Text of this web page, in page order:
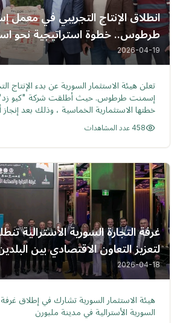
انطلاق الإنتاج التجريبي في معمل
طرطوس.. خطوة استراتيجية نحو
الصناعة الوطنية، بالشراكة بين
والخاص
2026-04-19
تعلن هيئة الاستثمار السورية عن بدء الإنتاج
خطتها الاستثمارية الخماسية ، وذلك بعد إنجاز
وتأتي هذه الخطوة كنموذج فعّال للشراكة
العام والخاص
458 عدد المشاهدات
غرفة التجارة السورية الأسترالية
لتعزيز التعاون الاقتصادي بين
2026-04-18
هيئة الاستثمار السورية تشارك في إطلاق غرفة
السورية الأسترالية في مدينة ملبورن